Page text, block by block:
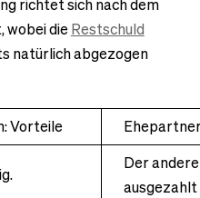
richtet sich nach dem
wobei die Restschuld
natürlich abgezogen
Vorteile
Der